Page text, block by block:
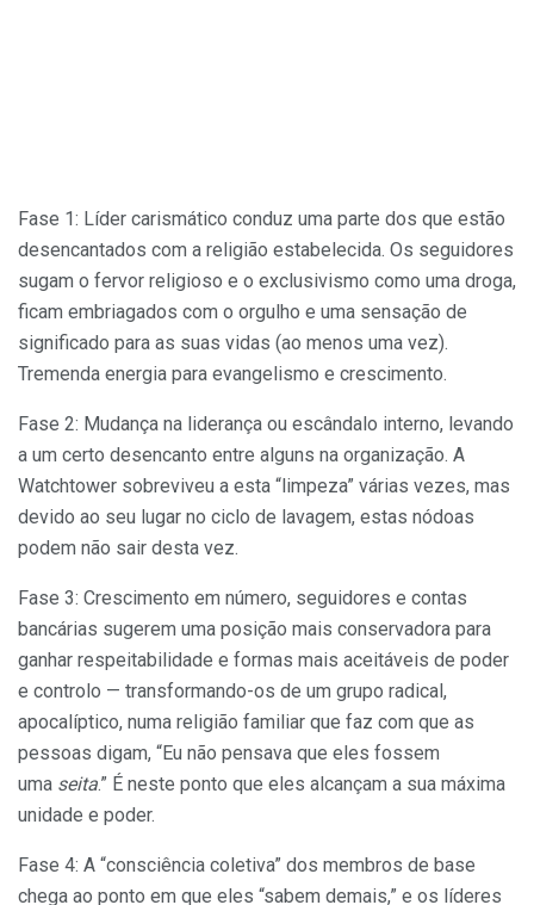
Fase 1: Líder carismático conduz uma parte dos que estão
desencantados com a religião estabelecida. Os seguidores
sugam o fervor religioso e o exclusivismo como uma droga,
ficam embriagados com o orgulho e uma sensação de
significado para as suas vidas (ao menos uma vez).
Tremenda energia para evangelismo e crescimento.
Fase 2: Mudança na liderança ou escândalo interno, levando
a um certo desencanto entre alguns na organização. A
Watchtower sobreviveu a esta “limpeza” várias vezes, mas
devido ao seu lugar no ciclo de lavagem, estas nódoas
podem não sair desta vez.
Fase 3: Crescimento em número, seguidores e contas
bancárias sugerem uma posição mais conservadora para
ganhar respeitabilidade e formas mais aceitáveis de poder
e controlo — transformando-os de um grupo radical,
apocalíptico, numa religião familiar que faz com que as
pessoas digam, “Eu não pensava que eles fossem
uma seita.” É neste ponto que eles alcançam a sua máxima
unidade e poder.
Fase 4: A “consciência coletiva” dos membros de base
chega ao ponto em que eles “sabem demais,” e os líderes